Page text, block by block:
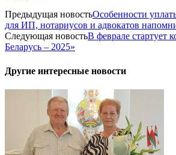
Предыдущая новостьОсобенности
для ИП, нотариусов и адвокатов
Следующая новостьВ феврале стартует
Беларусь – 2025»
Другие интересные новости